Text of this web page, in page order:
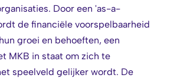
Door een 'as-a-
de financiële voorspelbaarheid
groei en behoeften, een
MKB in staat om zich te
speelveld gelijker wordt. De